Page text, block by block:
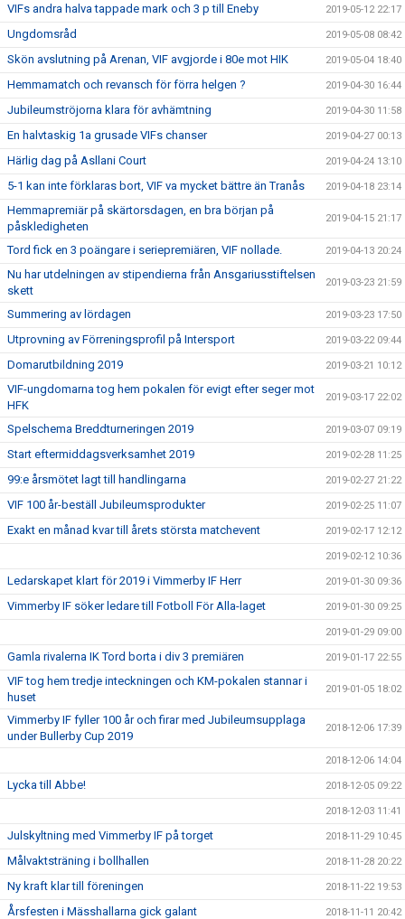
VIFs andra halva tappade mark och 3 p till Eneby 2019-05-12 22:17
Ungdomsråd 2019-05-08 08:42
Skön avslutning på Arenan, VIF avgjorde i 80e mot HIK 2019-05-04 18:40
Hemmamatch och revansch för förra helgen ? 2019-04-30 16:44
Jubileumströjorna klara för avhämtning 2019-04-30 11:58
En halvtaskig 1a grusade VIFs chanser 2019-04-27 00:13
Härlig dag på Asllani Court 2019-04-24 13:10
5-1 kan inte förklaras bort, VIF va mycket bättre än Tranås 2019-04-18 23:14
Hemmapremiär på skärtorsdagen, en bra början på
påskledigheten
2019-04-15 21:17
Tord fick en 3 poängare i seriepremiären, VIF nollade. 2019-04-13 20:24
Nu har utdelningen av stipendierna från Ansgariusstiftelsen
skett
2019-03-23 21:59
Summering av lördagen 2019-03-23 17:50
Utprovning av Förreningsprofil på Intersport 2019-03-22 09:44
Domarutbildning 2019 2019-03-21 10:12
VIF-ungdomarna tog hem pokalen för evigt efter seger mot
HFK
2019-03-17 22:02
Spelschema Breddturneringen 2019 2019-03-07 09:19
Start eftermiddagsverksamhet 2019 2019-02-28 11:25
99:e årsmötet lagt till handlingarna 2019-02-27 21:22
VIF 100 år-beställ Jubileumsprodukter 2019-02-25 11:07
Exakt en månad kvar till årets största matchevent 2019-02-17 12:12
2019-02-12 10:36
Ledarskapet klart för 2019 i Vimmerby IF Herr 2019-01-30 09:36
Vimmerby IF söker ledare till Fotboll För Alla-laget 2019-01-30 09:25
2019-01-29 09:00
Gamla rivalerna IK Tord borta i div 3 premiären 2019-01-17 22:55
VIF tog hem tredje inteckningen och KM-pokalen stannar i
huset
2019-01-05 18:02
Vimmerby IF fyller 100 år och firar med Jubileumsupplaga
under Bullerby Cup 2019
2018-12-06 17:39
2018-12-06 14:04
Lycka till Abbe! 2018-12-05 09:22
2018-12-03 11:41
Julskyltning med Vimmerby IF på torget 2018-11-29 10:45
Målvaktsträning i bollhallen 2018-11-28 20:22
Ny kraft klar till föreningen 2018-11-22 19:53
Årsfesten i Mässhallarna gick galant 2018-11-11 20:42